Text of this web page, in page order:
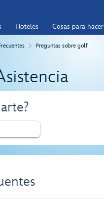
Hoteles Cosas para hacer
Preguntas sobre golf